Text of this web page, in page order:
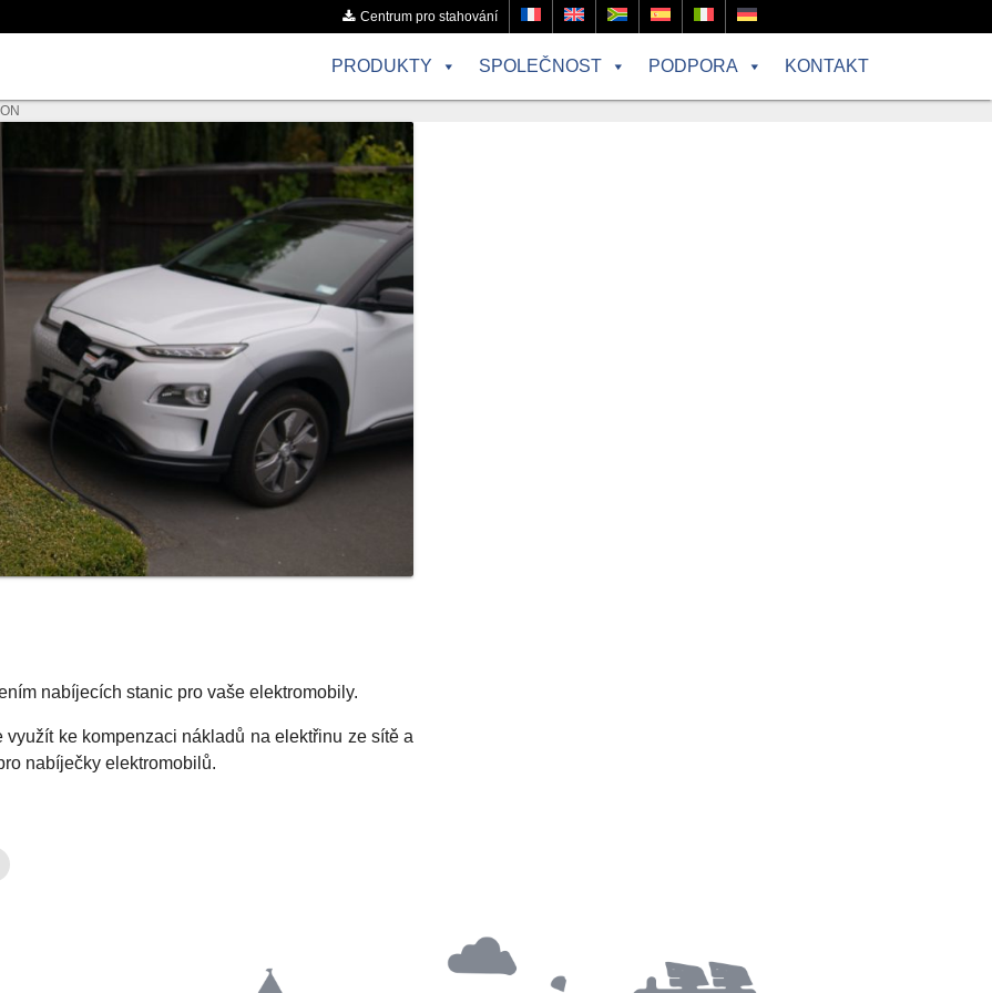
Centrum pro stahování
PRODUKTY SPOLEČNOST PODPORA KONTAKT
nabíjecích stanic pro vaše elektromobily.
ke kompenzaci nákladů na elektřinu ze sítě a
nabíječky elektromobilů.